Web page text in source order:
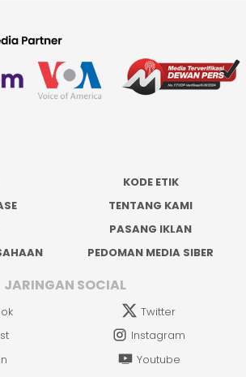
KODE ETIK
TENTANG KAMI
PASANG IKLAN
PEDOMAN MEDIA SIBER
JARINGAN SOCIAL
Twitter
Instagram
Youtube